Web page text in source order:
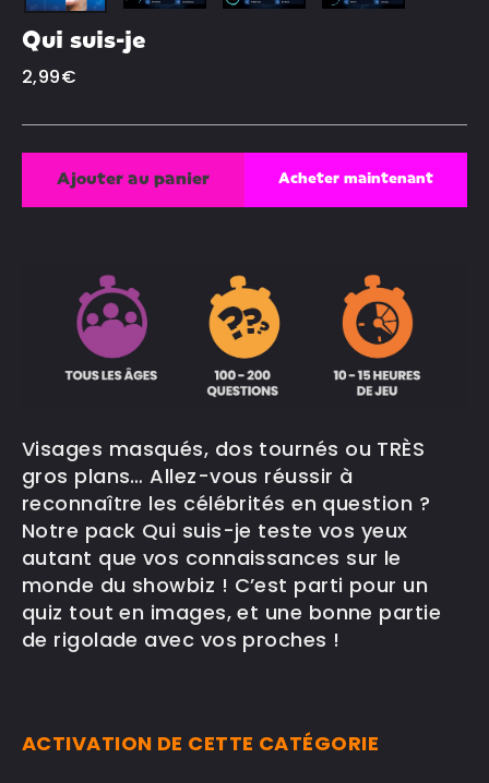
Qui suis-je
Prix
2,99€
Ajouter au panier Acheter maintenant
Visages masqués, dos tournés ou TRÈS
gros plans… Allez-vous réussir à
reconnaître les célébrités en question ?
Notre pack Qui suis-je teste vos yeux
autant que vos connaissances sur le
monde du showbiz ! C’est parti pour un
quiz tout en images, et une bonne partie
de rigolade avec vos proches !
ACTIVATION DE CETTE CATÉGORIE